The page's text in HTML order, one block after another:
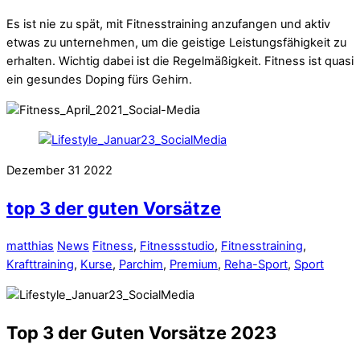
Es ist nie zu spät, mit Fitnesstraining anzufangen und aktiv
etwas zu unternehmen, um die geistige Leistungsfähigkeit zu
erhalten. Wichtig dabei ist die Regelmäßigkeit. Fitness ist quasi
ein gesundes Doping fürs Gehirn.
Dezember 31 2022
top 3 der guten Vorsätze
matthias News Fitness, Fitnessstudio, Fitnesstraining,
Krafttraining, Kurse, Parchim, Premium, Reha-Sport, Sport
Top 3 der Guten Vorsätze 2023